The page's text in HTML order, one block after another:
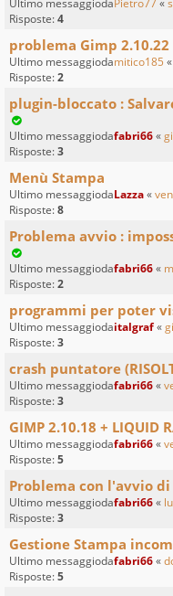
Risposte:4
problema Gimp 2.10.22
Ultimo messaggiodamitico185 «
Risposte:2
plugin-bloccato :
Ultimo messaggiodafabri66«
Risposte:3
Menù Stampa
Ultimo messaggiodaLazza«
Risposte:8
Problema avvio :
Ultimo messaggiodafabri66«
Risposte:2
programmi per poter
Ultimo messaggiodaitalgraf«
Risposte:3
crash puntatore
Ultimo messaggiodafabri66«
Risposte:3
GIMP 2.10.18 + LIQUID
Ultimo messaggiodafabri66«
Risposte:5
Problema con l'avvio di
Ultimo messaggiodafabri66«
Risposte:3
Gestione Stampa
Ultimo messaggiodafabri66«
Risposte:5